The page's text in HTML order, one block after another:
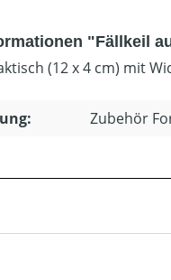
"Fällkeil
(12 x 4 cm) mit
Zubehör